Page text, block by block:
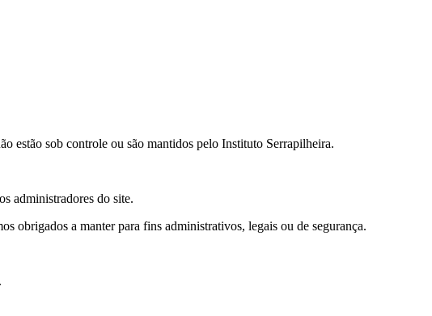
estão sob controle ou são mantidos pelo Instituto Serrapilheira.
administradores do site.
obrigados a manter para fins administrativos, legais ou de segurança.